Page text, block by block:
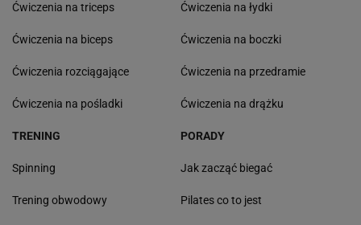
Ćwiczenia na triceps
Ćwiczenia na biceps
Ćwiczenia rozciągające
Ćwiczenia na pośladki
Ćwiczenia na łydki
Ćwiczenia na boczki
Ćwiczenia na przedramie
Ćwiczenia na drążku
TRENING
Spinning
Trening obwodowy
PORADY
Jak zacząć biegać
Pilates co to jest